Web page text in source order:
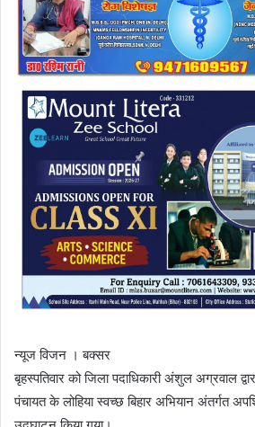
न्यूज विजन । बक्सर
बृहस्पतिवार को जिला पदाधिकारी अंशुल अग्रवाल
पंचायत के लोहिया स्वच्छ बिहार अभियान अंतर्गत